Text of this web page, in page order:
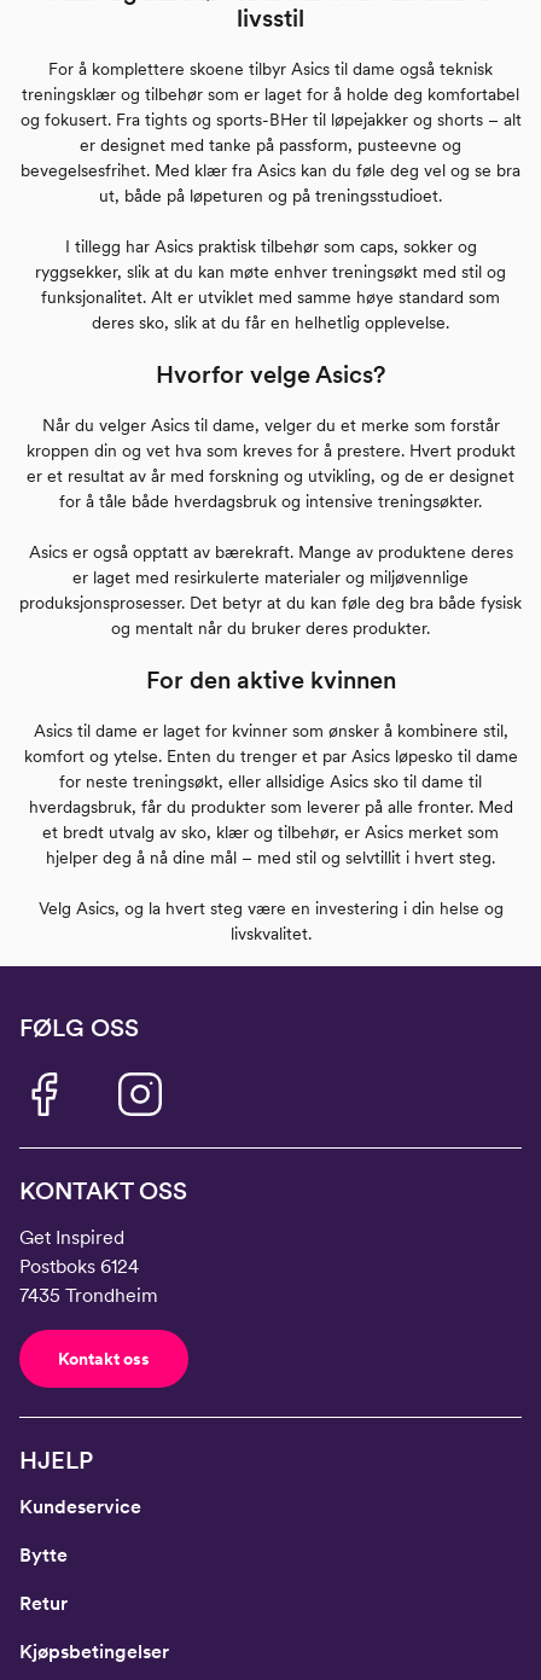
livsstil
For å komplettere skoene tilbyr Asics til dame også teknisk
treningsklær og tilbehør som er laget for å holde deg komfortabel
og fokusert. Fra tights og sports-BHer til løpejakker og shorts – alt
er designet med tanke på passform, pusteevne og
bevegelsesfrihet. Med klær fra Asics kan du føle deg vel og se bra
ut, både på løpeturen og på treningsstudioet.
I tillegg har Asics praktisk tilbehør som caps, sokker og
ryggsekker, slik at du kan møte enhver treningsøkt med stil og
funksjonalitet. Alt er utviklet med samme høye standard som
deres sko, slik at du får en helhetlig opplevelse.
Hvorfor velge Asics?
Når du velger Asics til dame, velger du et merke som forstår
kroppen din og vet hva som kreves for å prestere. Hvert produkt
er et resultat av år med forskning og utvikling, og de er designet
for å tåle både hverdagsbruk og intensive treningsøkter.
Asics er også opptatt av bærekraft. Mange av produktene deres
er laget med resirkulerte materialer og miljøvennlige
produksjonsprosesser. Det betyr at du kan føle deg bra både fysisk
og mentalt når du bruker deres produkter.
For den aktive kvinnen
Asics til dame er laget for kvinner som ønsker å kombinere stil,
komfort og ytelse. Enten du trenger et par Asics løpesko til dame
for neste treningsøkt, eller allsidige Asics sko til dame til
hverdagsbruk, får du produkter som leverer på alle fronter. Med
et bredt utvalg av sko, klær og tilbehør, er Asics merket som
hjelper deg å nå dine mål – med stil og selvtillit i hvert steg.
Velg Asics, og la hvert steg være en investering i din helse og
livskvalitet.
FØLG OSS
KONTAKT OSS
Get Inspired
Postboks 6124
7435 Trondheim
Kontakt oss
HJELP
Kundeservice
Bytte
Retur
Kjøpsbetingelser